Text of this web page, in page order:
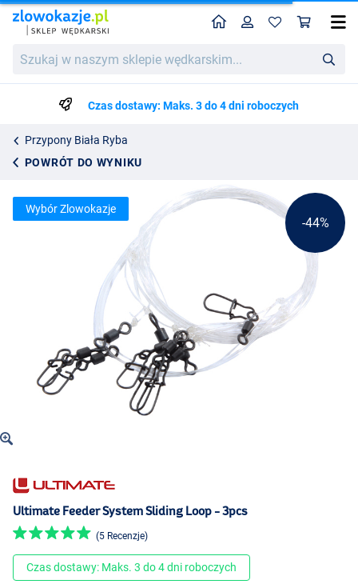
w
wędkarskim...
HomeProfil
Czas dostawy: Maks. 3 do 4 dni roboczych
Przypony Biała Ryba
POWRÓT DO WYNIKU
Ultimate Feeder System Sliding Loop - 3pcs
22.25
12.50
-44%
Wybór Zlowokazje
Ultimate Feeder System Sliding Loop - 3pcs
(5 Recenzje)
Czas dostawy: Maks. 3 do 4 dni roboczych